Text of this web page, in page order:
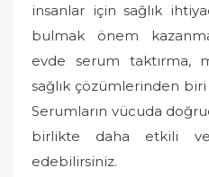
insanlar için sağlık
bulmak önem
evde serum taktırma,
sağlık çözümlerinden biri
Serumların vücuda
birlikte daha etkili
edebilirsiniz.